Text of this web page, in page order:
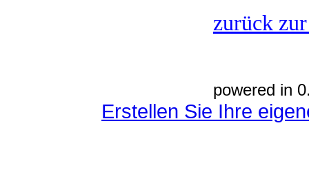
zurück
powered in
Erstellen Sie Ihre